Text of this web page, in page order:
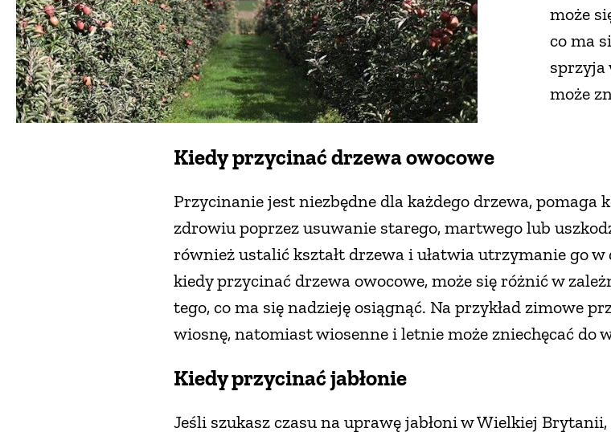
może
co ma
sprzyja
może
Kiedy przycinać drzewa owocowe
Przycinanie jest niezbędne dla każdego drzewa,
zdrowiu poprzez usuwanie starego, martwego lub
również ustalić kształt drzewa i ułatwia utrzymanie go
kiedy przycinać drzewa owocowe, może się różnić w
tego, co ma się nadzieję osiągnąć. Na przykład zimowe
wiosnę, natomiast wiosenne i letnie może zniechęcać do
Kiedy przycinać jabłonie
Jeśli szukasz czasu na uprawę jabłoni w Wielkiej